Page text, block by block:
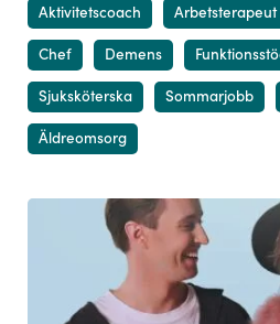
Aktivitetscoach Arbetsterapeut
Chef
Demens
Sjuksköterska
Sommarjobb
Äldreomsorg